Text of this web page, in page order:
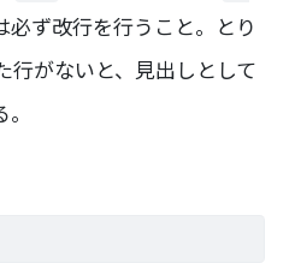
必ず改行を行うこと。とり
行がないと、見出しとして